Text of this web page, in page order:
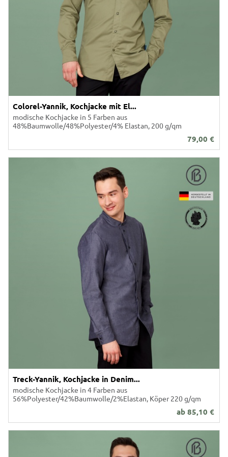
Colorel-Yannik, Kochjacke mit El...
modische Kochjacke in 5 Farben aus
48%Baumwolle/48%Polyester/4% Elastan, 200 g/qm
79,00 €
Treck-Yannik, Kochjacke in Denim...
modische Kochjacke in 4 Farben aus
56%Polyester/42%Baumwolle/2%Elastan, Köper 220 g/qm
ab 85,10 €